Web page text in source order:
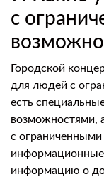
с
Городской
для людей с
есть
возможностями,
с
информационные
информацию о